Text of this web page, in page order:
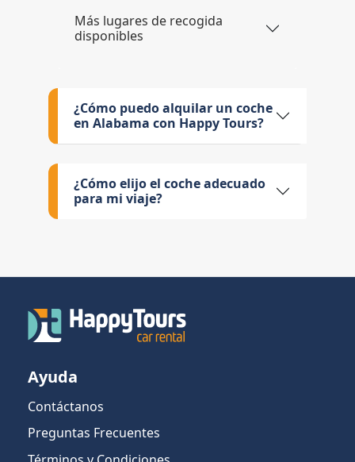
Más lugares de recogida
disponibles
¿Cómo puedo alquilar un coche
en Alabama con Happy Tours?
¿Cómo elijo el coche adecuado
para mi viaje?
Ayuda
Contáctanos
Preguntas Frecuentes